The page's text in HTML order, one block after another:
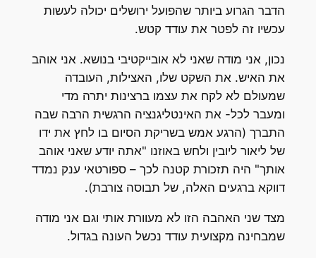
הדבר הגרוע ביותר שהפועל ירושלים יכולה לעשות
עכשיו זה לפטר את עודד קטש.
נכון, אני מודה שאני לא אובייקטיבי בנושא. אני אוהב
את האיש. את השקט שלו, האצילות, העובדה
שמעולם לא לקח את עצמו ברצינות יתרה מדי
ומעבר לכל- את האינטליגנציה הרגשית הרבה שבה
התברך (הרגע אמש בשריקת הסיום בו לחץ את ידו
של ליאור ליובין ולחש באוזנו "אתה יודע שאני אוהב
אותך" היה תזכורת קטנה לכך – ספורטאי ענק נמדד
דווקא ברגעים האלה, של תבוסה צורבת).
מצד שני האהבה הזו לא מעוורת אותי וגם אני מודה
שמבחינה מקצועית עודד נכשל העונה בגדול.